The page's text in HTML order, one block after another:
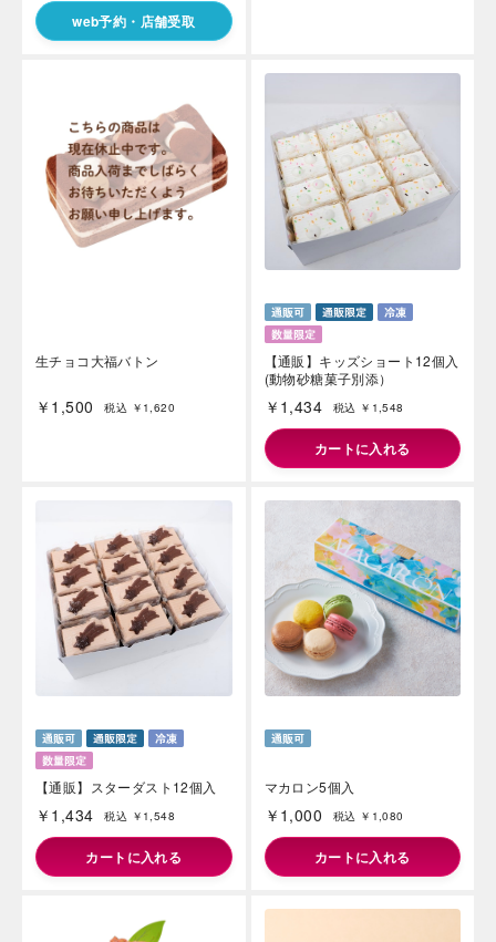
web予約・店舗受取
生チョコ大福バトン
￥1,500 税込 ￥1,620
【通販】キッズショート12個入
(動物砂糖菓子別添）
￥1,434 税込 ￥1,548
カートに入れる
【通販】スターダスト12個入
￥1,434 税込 ￥1,548
カートに入れる
マカロン5個入
￥1,000 税込 ￥1,080
カートに入れる
岳や末広がりを意味す
やつ時」という意味を込
。雄大な八ヶ岳山麓の自
る、こだわりのスイー
い。
海外 Overseas shops
Indonesia
Singapore
Malaysia
Hong Kong
UAE
Thailand
Vietnam